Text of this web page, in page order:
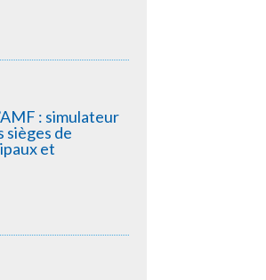
: simulateur
sièges de
et